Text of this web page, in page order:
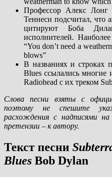
Профессор Алекс Лонг
Теннеси подсчитал, что
цитируют Боба
исполнителей.
“You don’t need a
blows”
В названиях и строках
Blues ссылались многие
Radiohead с их треком
Слова песни взяты с
поэтому не спешите
расхождения с надписями
претензии – к автору.
Текст песни
Blues Bob Dylan